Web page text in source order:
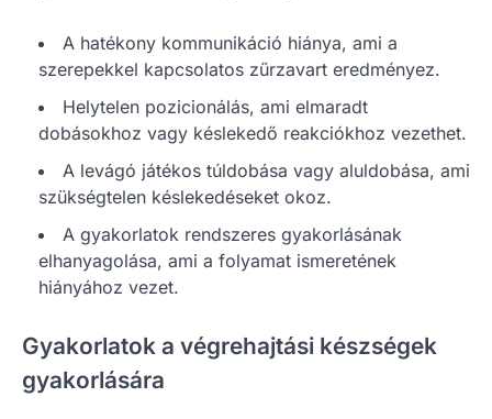
A hatékony kommunikáció hiánya, ami a
szerepekkel kapcsolatos zűrzavart eredményez.
Helytelen pozicionálás, ami elmaradt
dobásokhoz vagy késlekedő reakciókhoz vezethet.
A levágó játékos túldobása vagy aluldobása, ami
szükségtelen késlekedéseket okoz.
A gyakorlatok rendszeres gyakorlásának
elhanyagolása, ami a folyamat ismeretének
hiányához vezet.
Gyakorlatok a végrehajtási készségek
gyakorlására